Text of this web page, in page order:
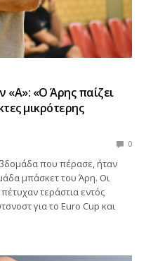
«Α»: «Ο Άρης παίζει
μικρότερης
0
που πέρασε, ήταν
μπάσκετ του Άρη. Οι
τεράστια εντός
για το Euro Cup και